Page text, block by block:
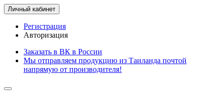
Личный кабинет
Регистрация
Авторизация
Заказать в ВК в России
Мы отправляем продукцию из Таиланда почтой
напрямую от производителя!